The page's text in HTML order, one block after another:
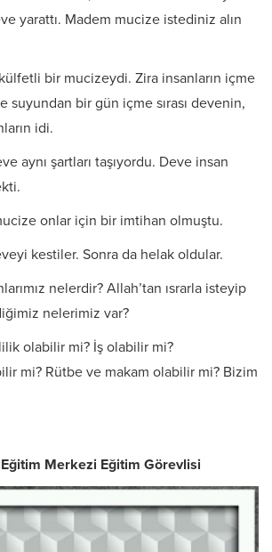
yarattı. Madem mucize istediniz alın
bir mucizeydi. Zira insanların içme
suyundan bir gün içme sırası devenin,
idi.
aynı şartları taşıyordu. Deve insan
onlar için bir imtihan olmuştu.
kestiler. Sonra da helak oldular.
nelerdir? Allah’tan ısrarla isteyip
nelerimiz var?
olabilir mi? İş olabilir mi?
mi? Rütbe ve makam olabilir mi? Bizim
Merkezi Eğitim Görevlisi